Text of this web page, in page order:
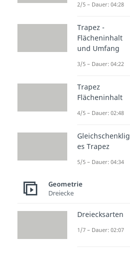
2/5 – Dauer: 04:28
Trapez -
Flächeninhalt
und Umfang
3/5 – Dauer: 04:22
Trapez
Flächeninhalt
4/5 – Dauer: 02:48
Gleichschenklig
es Trapez
5/5 – Dauer: 04:34
Geometrie
Dreiecke
Dreiecksarten
1/7 – Dauer: 02:07